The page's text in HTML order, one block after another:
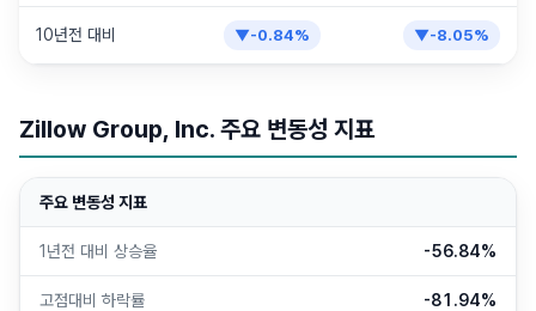
10년전 대비 ▼-0.84% ▼-8.05%
Zillow Group, Inc. 주요 변동성 지표
주요 변동성 지표
1년전 대비 상승율 -56.84%
고점대비 하락률 -81.94%